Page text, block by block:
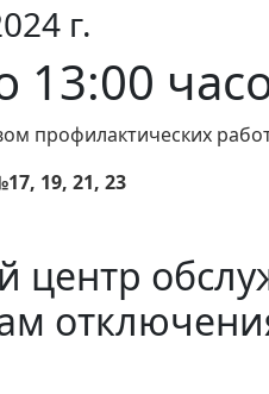
г.
13:00
профилактических
19, 21, 23
центр